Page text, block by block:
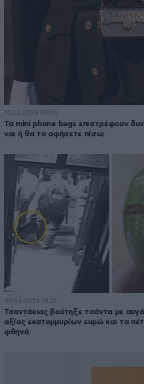
10·04·2026 09:00
Τα mini phone bags επιστρέφουν
ναι ή θα τα αφήσετε πίσω;
09·04·2026 18:33
Τσαντάκιας βούτηξε τσάντα με
αξίας εκατομμυρίων ευρώ και τα
φθηνά